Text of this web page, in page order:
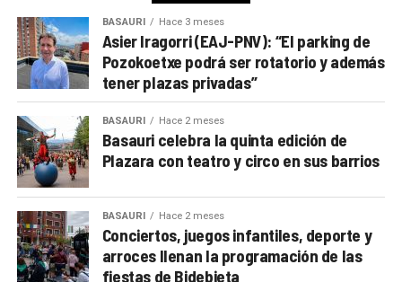
BASAURI Hace 3 meses
Asier Iragorri (EAJ-PNV): “El parking de
Pozokoetxe podrá ser rotatorio y además
tener plazas privadas”
BASAURI Hace 2 meses
Basauri celebra la quinta edición de
Plazara con teatro y circo en sus barrios
BASAURI Hace 2 meses
Conciertos, juegos infantiles, deporte y
arroces llenan la programación de las
fiestas de Bidebieta